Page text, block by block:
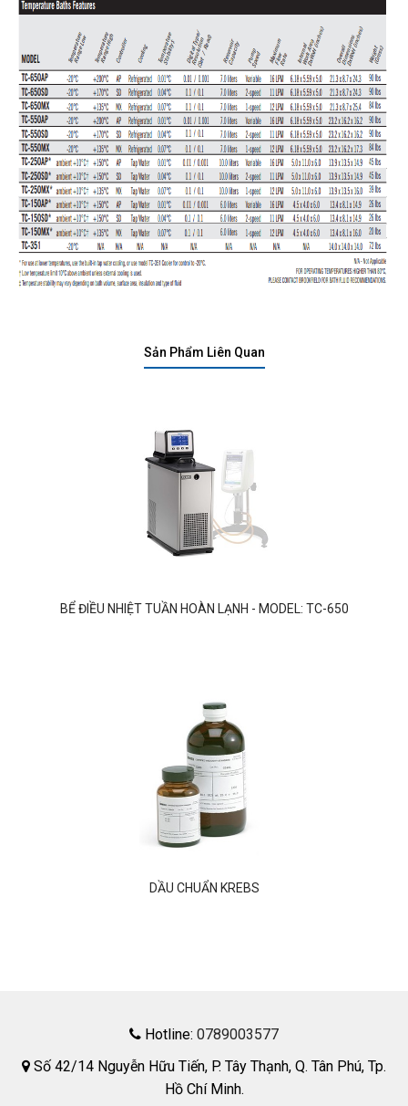
Sản Phẩm Liên Quan
BỂ ĐIỀU NHIỆT TUẦN HOÀN LẠNH - MODEL: TC-650
DẦU CHUẨN KREBS
Hotline: 0789003577
Số 42/14 Nguyễn Hữu Tiến, P. Tây Thạnh, Q. Tân Phú, Tp.
Hồ Chí Minh.